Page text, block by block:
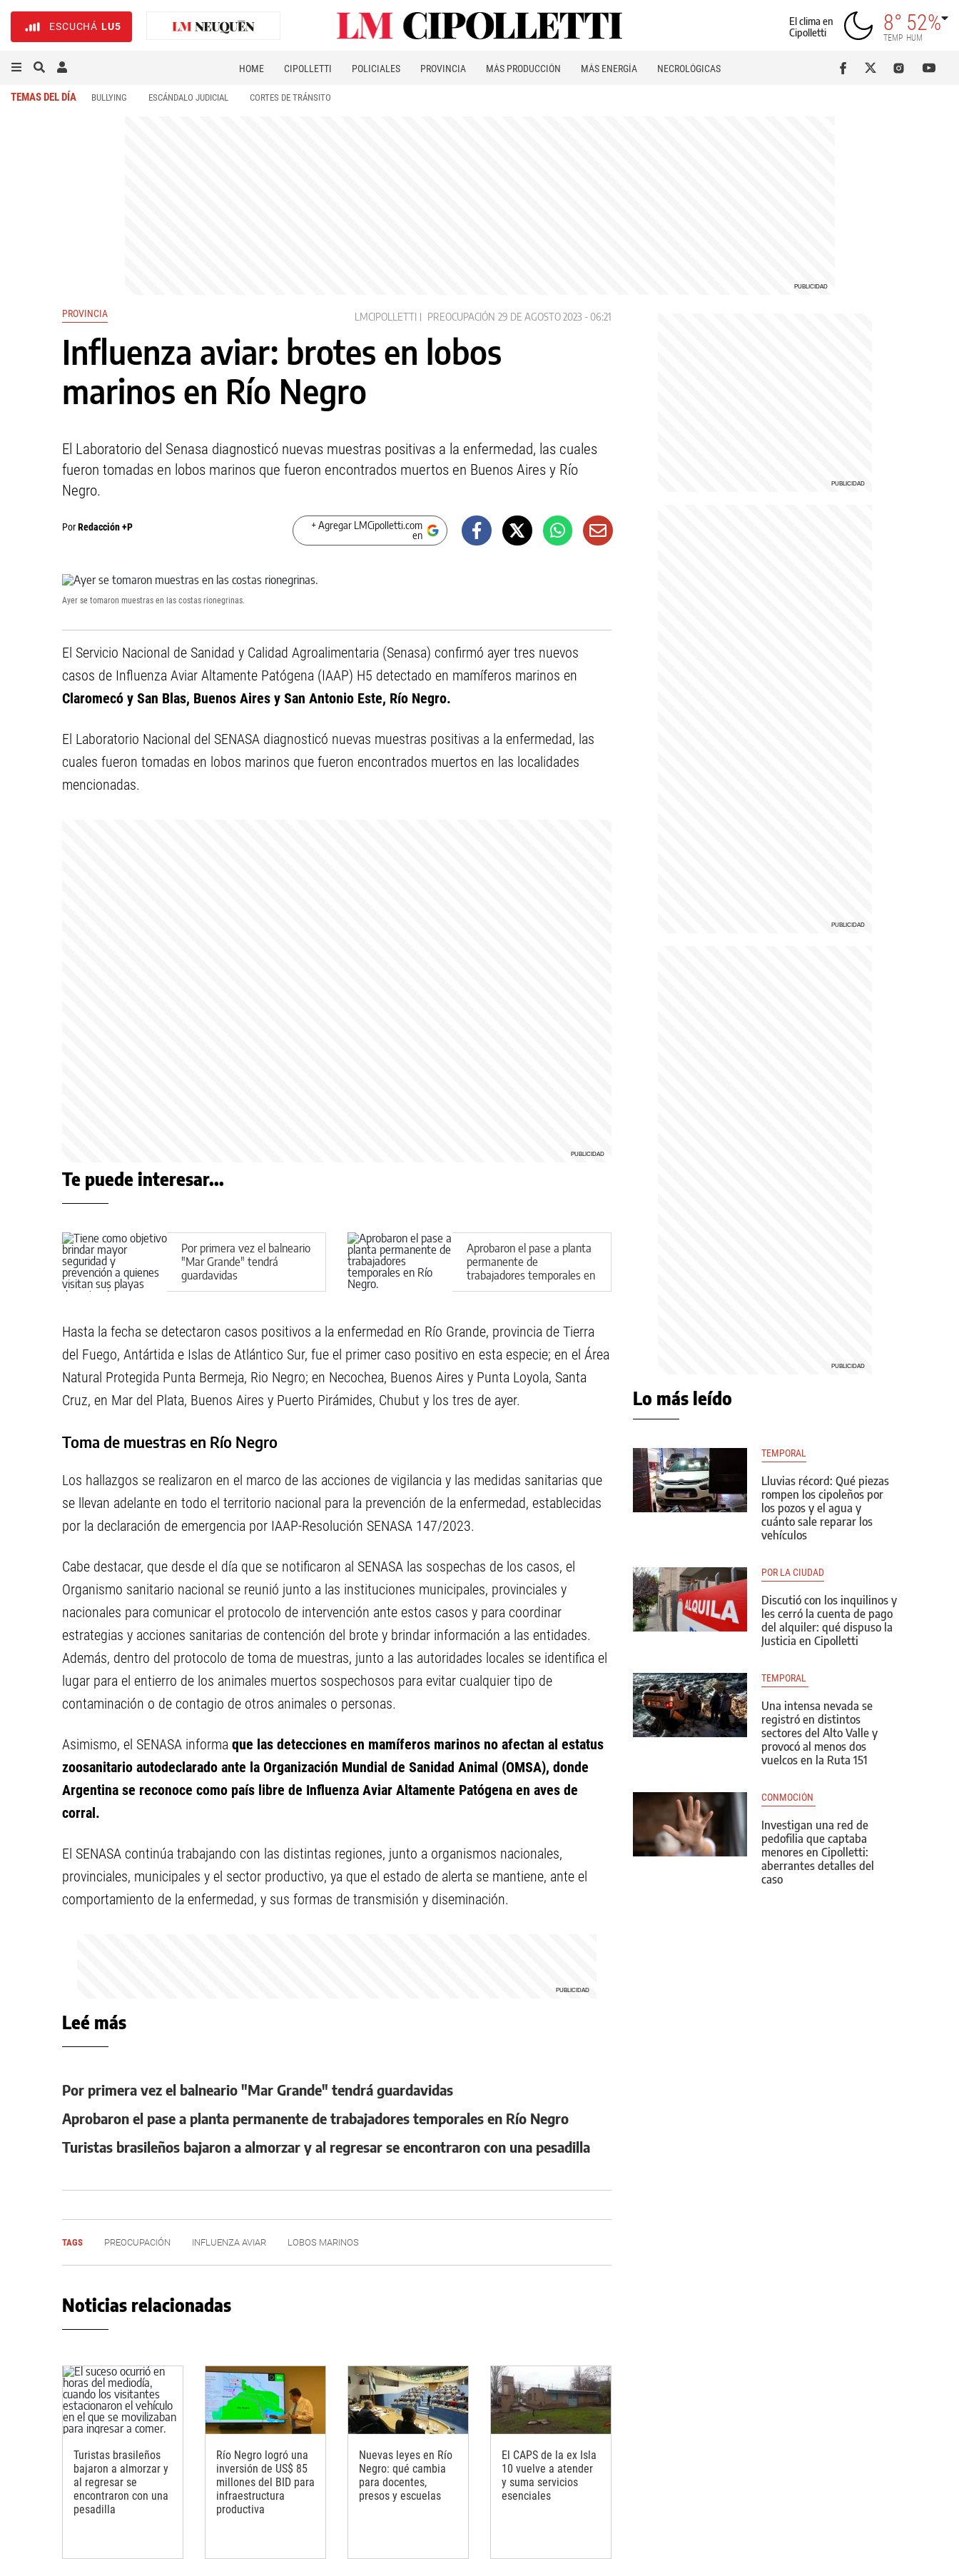
ESCUCHÁ LU5
El clima en
Cipolletti
8°
TEMP
52%
HUM
HOME CIPOLLETTI POLICIALES PROVINCIA MÁS PRODUCCIÓN MÁS ENERGÍA NECROLÓGICAS
TEMAS DEL DÍA BULLYING ESCÁNDALO JUDICIAL CORTES DE TRÁNSITO
PROVINCIA LMCIPOLLETTI PREOCUPACIÓN 29 DE AGOSTO 2023 - 06:21
Influenza aviar: brotes en lobos
marinos en Río Negro
El Laboratorio del Senasa diagnosticó nuevas muestras positivas a la enfermedad, las cuales
fueron tomadas en lobos marinos que fueron encontrados muertos en Buenos Aires y Río
Negro.
PorRedacción +P
+ Agregar LMCipolletti.com
en
Ayer se tomaron muestras en las costas rionegrinas.
El Servicio Nacional de Sanidad y Calidad Agroalimentaria (Senasa) confirmó ayer tres nuevos
casos de Influenza Aviar Altamente Patógena (IAAP) H5 detectado en mamíferos marinos en
Claromecó y San Blas, Buenos Aires y San Antonio Este, Río Negro.
El Laboratorio Nacional del SENASA diagnosticó nuevas muestras positivas a la enfermedad, las
cuales fueron tomadas en lobos marinos que fueron encontrados muertos en las localidades
mencionadas.
Te puede interesar...
Por primera vez el balneario
"Mar Grande" tendrá
guardavidas
Aprobaron el pase a planta
permanente de
trabajadores temporales en
Río Negro
Hasta la fecha se detectaron casos positivos a la enfermedad en Río Grande, provincia de Tierra
del Fuego, Antártida e Islas de Atlántico Sur, fue el primer caso positivo en esta especie; en el Área
Natural Protegida Punta Bermeja, Rio Negro; en Necochea, Buenos Aires y Punta Loyola, Santa
Cruz, en Mar del Plata, Buenos Aires y Puerto Pirámides, Chubut y los tres de ayer.
Toma de muestras en Río Negro
Los hallazgos se realizaron en el marco de las acciones de vigilancia y las medidas sanitarias que
se llevan adelante en todo el territorio nacional para la prevención de la enfermedad, establecidas
por la declaración de emergencia por IAAP-Resolución SENASA 147/2023.
Cabe destacar, que desde el día que se notificaron al SENASA las sospechas de los casos, el
Organismo sanitario nacional se reunió junto a las instituciones municipales, provinciales y
nacionales para comunicar el protocolo de intervención ante estos casos y para coordinar
estrategias y acciones sanitarias de contención del brote y brindar información a las entidades.
Además, dentro del protocolo de toma de muestras, junto a las autoridades locales se identifica el
lugar para el entierro de los animales muertos sospechosos para evitar cualquier tipo de
contaminación o de contagio de otros animales o personas.
Asimismo, el SENASA informa que las detecciones en mamíferos marinos no afectan al estatus
zoosanitario autodeclarado ante la Organización Mundial de Sanidad Animal (OMSA), donde
Argentina se reconoce como país libre de Influenza Aviar Altamente Patógena en aves de
corral.
El SENASA continúa trabajando con las distintas regiones, junto a organismos nacionales,
provinciales, municipales y el sector productivo, ya que el estado de alerta se mantiene, ante el
comportamiento de la enfermedad, y sus formas de transmisión y diseminación.
Leé más
Por primera vez el balneario "Mar Grande" tendrá guardavidas
Aprobaron el pase a planta permanente de trabajadores temporales en Río Negro
Turistas brasileños bajaron a almorzar y al regresar se encontraron con una pesadilla
TAGS PREOCUPACIÓN INFLUENZA AVIAR LOBOS MARINOS
Noticias relacionadas
Turistas brasileños
bajaron a almorzar y
al regresar se
encontraron con una
pesadilla
Río Negro logró una
inversión de US$ 85
millones del BID para
infraestructura
productiva
Nuevas leyes en Río
Negro: qué cambia
para docentes,
presos y escuelas
El CAPS de la ex Isla
10 vuelve a atender
y suma servicios
esenciales
Lo más leído
TEMPORAL
Lluvias récord: Qué piezas
rompen los cipoleños por
los pozos y el agua y
cuánto sale reparar los
vehículos
POR LA CIUDAD
Discutió con los inquilinos y
les cerró la cuenta de pago
del alquiler: qué dispuso la
Justicia en Cipolletti
TEMPORAL
Una intensa nevada se
registró en distintos
sectores del Alto Valle y
provocó al menos dos
vuelcos en la Ruta 151
CONMOCIÓN
Investigan una red de
pedofilia que captaba
menores en Cipolletti:
aberrantes detalles del
caso